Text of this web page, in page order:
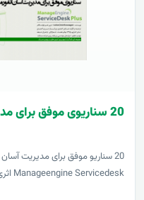
20 سناریوی موفق برای مدیریت آسان انفورماتیک
20 سناریو موفق برای مدیریت
Manageengine Servicedesk اثری برای تمام..